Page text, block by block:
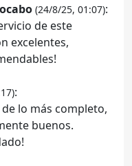
(24/8/25, 01:07):
de este
excelentes,
:
lo más completo,
buenos.